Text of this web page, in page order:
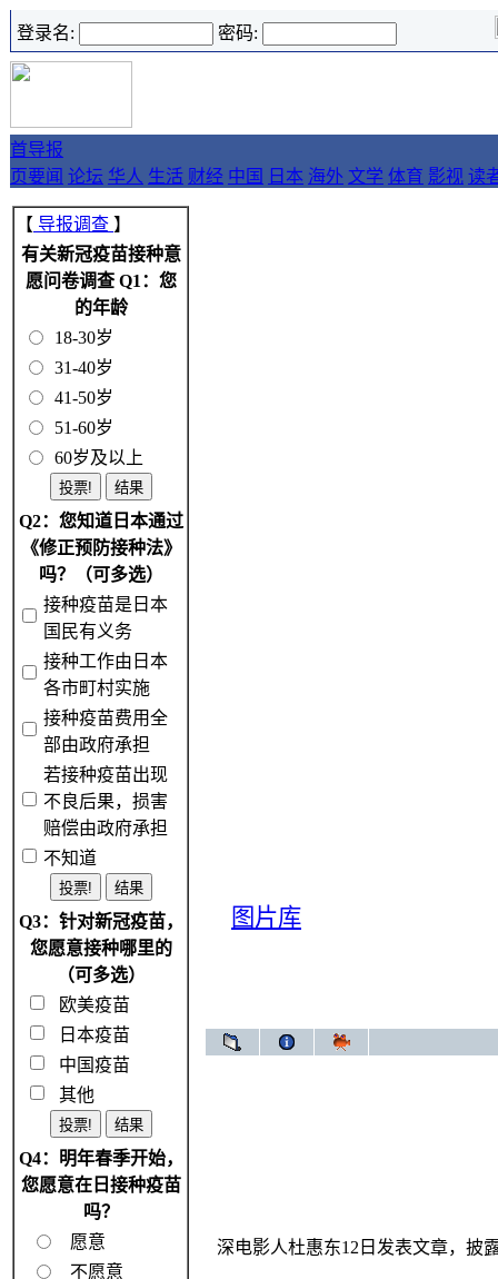
登录名: 密码:
首
页
导报
要闻 论坛 华人 生活 财经 中国 日本 海外 文学 体育 影视 读
【 导报调查 】
有关新冠疫苗接种意
愿问卷调查 Q1：您
的年龄
18-30岁
31-40岁
41-50岁
51-60岁
60岁及以上
Q2：您知道日本通过
《修正预防接种法》
吗？（可多选）
接种疫苗是日本
国民有义务
接种工作由日本
各市町村实施
接种疫苗费用全
部由政府承担
若接种疫苗出现
不良后果，损害
赔偿由政府承担
不知道
Q3：针对新冠疫苗，
您愿意接种哪里的
（可多选）
欧美疫苗
日本疫苗
中国疫苗
其他
Q4：明年春季开始，
您愿意在日接种疫苗
吗？
愿意
不愿意
图片库
深电影人杜惠东12日发表文章，披